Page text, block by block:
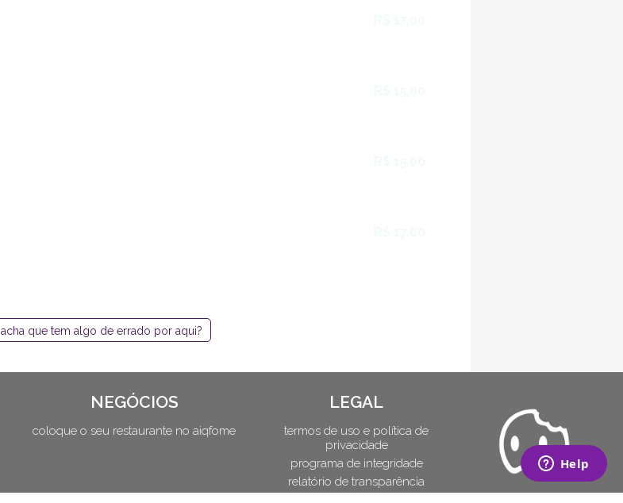
acha que tem algo de errado por aqui?
NEGÓCIOS
coloque o seu restaurante no aiqfome
LEGAL
termos de uso e política de
privacidade
programa de integridade
relatório de transparência